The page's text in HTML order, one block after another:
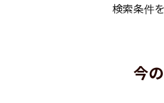
検索条件
今